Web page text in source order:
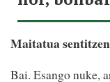
Maitatua
Bai. Esango nuke,